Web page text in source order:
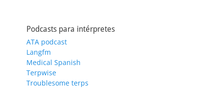
Podcasts para intérpretes
ATA podcast
Langfm
Medical Spanish
Terpwise
Troublesome terps